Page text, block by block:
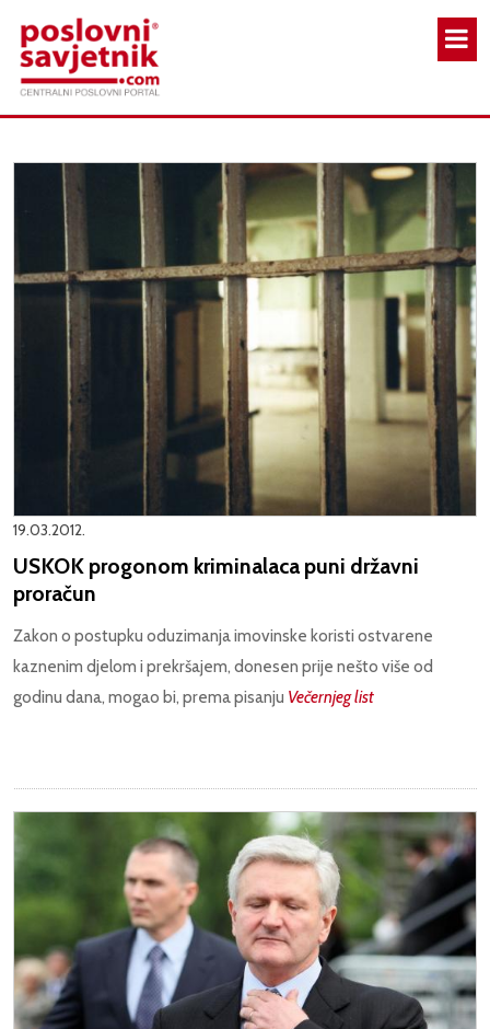
19.03.2012.
USKOK progonom kriminalaca puni državni
proračun
Zakon o postupku oduzimanja imovinske koristi ostvarene
kaznenim djelom i prekršajem, donesen prije nešto više od
godinu dana, mogao bi, prema pisanju Večernjeg list